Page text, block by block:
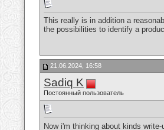
This really is in addition a
the possibilities to identify a
21.06.2024, 16:58
Sadiq K
Постоянный пользователь
Now i'm thinking about kinds